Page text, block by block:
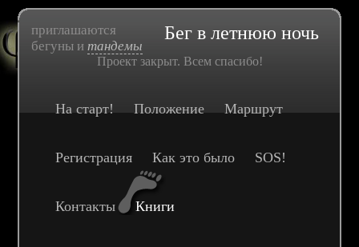
приглашаются
бегуны итандемы
Бег в летнюю ночь
Проект закрыт. Всем спасибо!
На старт! Положение Маршрут
Регистрация Как это было SOS!
Контакты Книги